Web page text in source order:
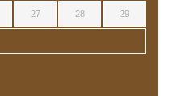
27 28 29